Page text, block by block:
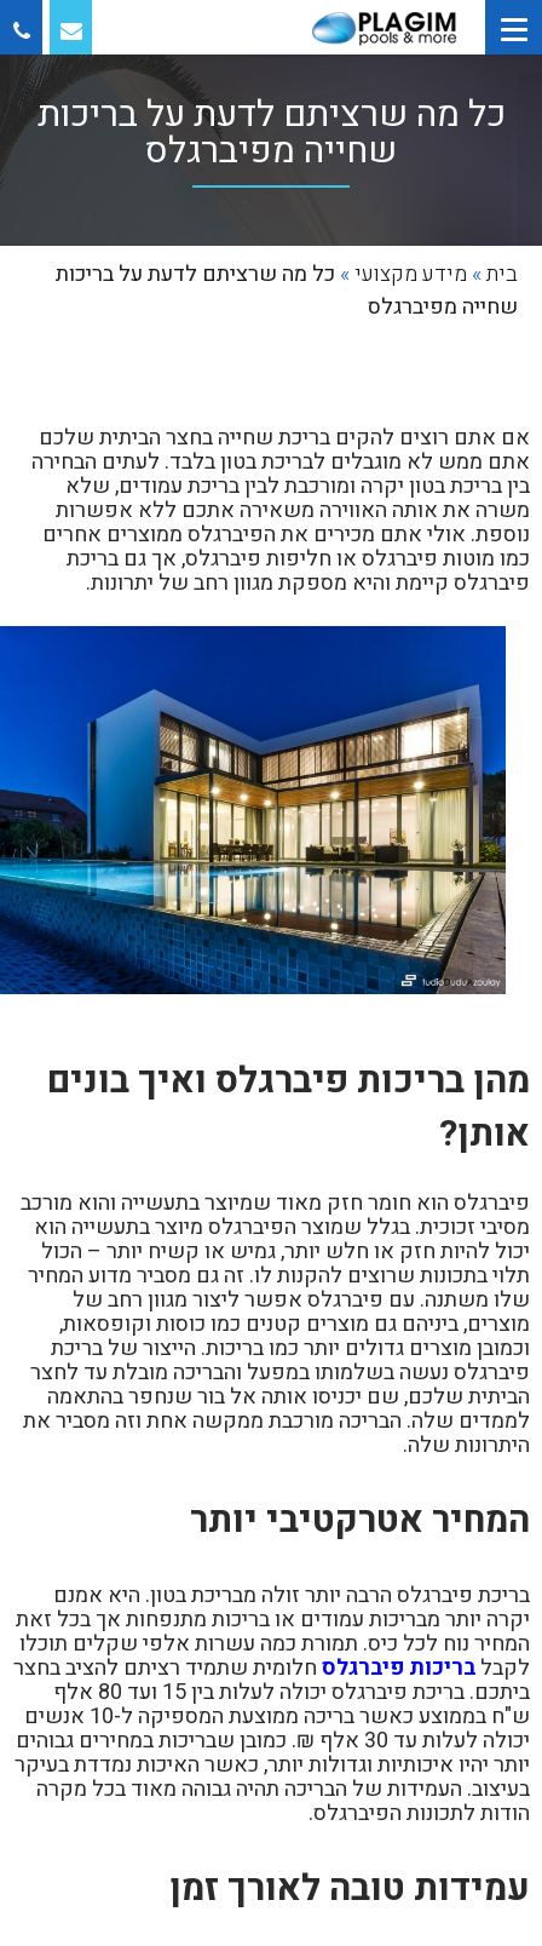
כל מה שרציתם לדעת על בריכות
שחייה מפיברגלס
בית» מידע מקצועי» כל מה שרציתם לדעת על בריכות
שחייה מפיברגלס
אם אתם רוצים להקים בריכת שחייה בחצר הביתית שלכם
אתם ממש לא מוגבלים לבריכת בטון בלבד. לעתים הבחירה
בין בריכת בטון יקרה ומורכבת לבין בריכת עמודים, שלא
משרה את אותה האווירה משאירה אתכם ללא אפשרות
נוספת. אולי אתם מכירים את הפיברגלס ממוצרים אחרים
כמו מוטות פיברגלס או חליפות פיברגלס, אך גם בריכת
פיברגלס קיימת והיא מספקת מגוון רחב של יתרונות.
מהן בריכות פיברגלס ואיך בונים
אותן?
פיברגלס הוא חומר חזק מאוד שמיוצר בתעשייה והוא מורכב
מסיבי זכוכית. בגלל שמוצר הפיברגלס מיוצר בתעשייה הוא
יכול להיות חזק או חלש יותר, גמיש או קשיח יותר – הכול
תלוי בתכונות שרוצים להקנות לו. זה גם מסביר מדוע המחיר
שלו משתנה. עם פיברגלס אפשר ליצור מגוון רחב של
מוצרים, ביניהם גם מוצרים קטנים כמו כוסות וקופסאות,
וכמובן מוצרים גדולים יותר כמו בריכות. הייצור של בריכת
פיברגלס נעשה בשלמותו במפעל והבריכה מובלת עד לחצר
הביתית שלכם, שם יכניסו אותה אל בור שנחפר בהתאמה
לממדים שלה. הבריכה מורכבת ממקשה אחת וזה מסביר את
היתרונות שלה.
המחיר אטרקטיבי יותר
בריכת פיברגלס הרבה יותר זולה מבריכת בטון. היא אמנם
יקרה יותר מבריכות עמודים או בריכות מתנפחות אך בכל זאת
המחיר נוח לכל כיס. תמורת כמה עשרות אלפי שקלים תוכלו
לקבלבריכות פיברגלסחלומית שתמיד רציתם להציב בחצר
ביתכם. בריכת פיברגלס יכולה לעלות בין 15 ועד 80 אלף
ש"ח בממוצע כאשר בריכה ממוצעת המספיקה ל-10 אנשים
יכולה לעלות עד 30 אלף ₪. כמובן שבריכות במחירים גבוהים
יותר יהיו איכותיות וגדולות יותר, כאשר האיכות נמדדת בעיקר
בעיצוב. העמידות של הבריכה תהיה גבוהה מאוד בכל מקרה
הודות לתכונות הפיברגלס.
עמידות טובה לאורך זמן